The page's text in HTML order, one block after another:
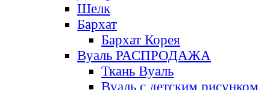
Шелк
Бархат
Бархат Корея
Вуаль РАСПРОДАЖА
Ткань Вуаль
Вуаль с детским рисунком